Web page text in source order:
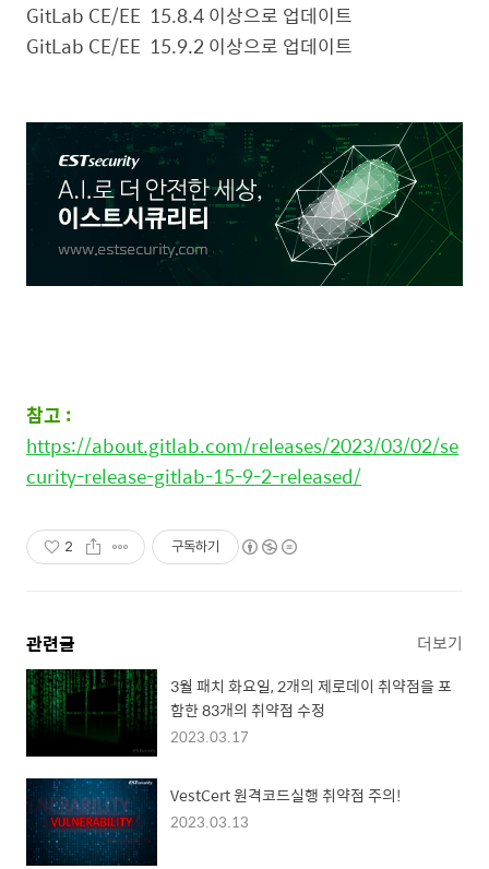
GitLab CE/EE 15.8.4 이상으로 업데이트
GitLab CE/EE 15.9.2 이상으로 업데이트
참고 :
https://about.gitlab.com/releases/2023/03/02/se
curity-release-gitlab-15-9-2-released/
2 구독하기
관련글 더보기
3월 패치 화요일, 2개의 제로데이 취약점을 포
함한 83개의 취약점 수정
2023.03.17
VestCert 원격코드실행 취약점 주의!
2023.03.13